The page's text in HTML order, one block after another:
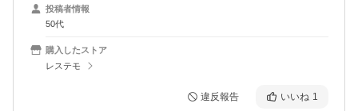
投稿者情報
50代
購入したストア
レステモ
違反報告 いいね 1